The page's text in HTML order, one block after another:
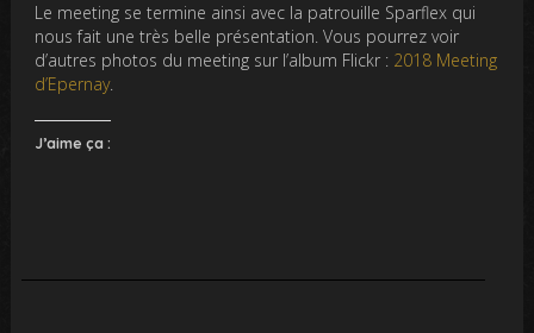
Le meeting se termine ainsi avec la patrouille Sparflex qui
nous fait une très belle présentation. Vous pourrez voir
d’autres photos du meeting sur l’album Flickr : 2018 Meeting
d’Epernay.
J’aime ça :